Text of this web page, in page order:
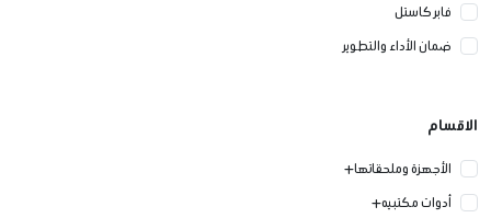
فابر كاستل
ضمان الأداء والتطوير
الاقسام
الأجهزة وملحقاتها
أدوات مكتبيه